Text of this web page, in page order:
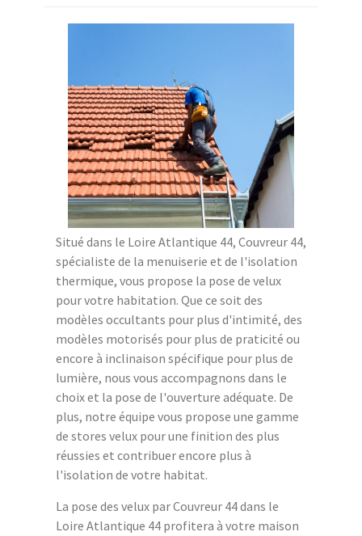
Situé dans le Loire Atlantique 44, Couvreur 44,
spécialiste de la menuiserie et de l'isolation
thermique, vous propose la pose de velux
pour votre habitation. Que ce soit des
modèles occultants pour plus d'intimité, des
modèles motorisés pour plus de praticité ou
encore à inclinaison spécifique pour plus de
lumière, nous vous accompagnons dans le
choix et la pose de l'ouverture adéquate. De
plus, notre équipe vous propose une gamme
de stores velux pour une finition des plus
réussies et contribuer encore plus à
l'isolation de votre habitat.
La pose des velux par Couvreur 44 dans le
Loire Atlantique 44 profitera à votre maison